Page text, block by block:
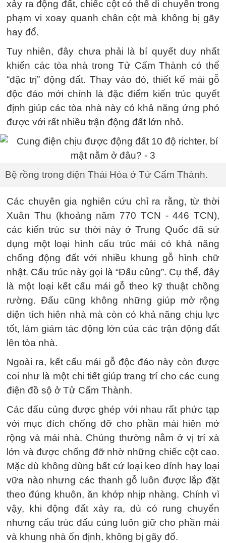
xảy ra động đất, chiếc cột có thể di chuyển trong
phạm vi xoay quanh chân cột mà không bị gãy
hay đổ.
Tuy nhiên, đây chưa phải là bí quyết duy nhất
khiến các tòa nhà trong Tử Cấm Thành có thể
“đặc trị” động đất. Thay vào đó, thiết kế mái gỗ
độc đáo mới chính là đặc điểm kiến trúc quyết
định giúp các tòa nhà này có khả năng ứng phó
được với rất nhiều trận động đất lớn nhỏ.
Bệ rồng trong điện Thái Hòa ở Tử Cấm Thành.
Các chuyên gia nghiên cứu chỉ ra rằng, từ thời
Xuân Thu (khoảng năm 770 TCN - 446 TCN),
các kiến trúc sư thời này ở Trung Quốc đã sử
dụng một loại hình cấu trúc mái có khả năng
chống động đất với nhiều khung gỗ hình chữ
nhật. Cấu trúc này gọi là “Đấu củng”. Cụ thể, đây
là một loại kết cấu mái gỗ theo kỹ thuật chồng
rường. Đấu cũng không những giúp mở rộng
diện tích hiên nhà mà còn có khả năng chịu lực
tốt, làm giảm tác động lớn của các trận động đất
lên tòa nhà.
Ngoài ra, kết cấu mái gỗ độc đáo này còn được
coi như là một chi tiết giúp trang trí cho các cung
điện đồ sộ ở Tử Cấm Thành.
Các đấu củng được ghép với nhau rất phức tạp
với mục đích chống đỡ cho phần mái hiên mở
rộng và mái nhà. Chúng thường nằm ở vị trí xà
lớn và được chống đỡ nhờ những chiếc cột cao.
Mặc dù không dùng bất cứ loại keo dính hay loại
vữa nào nhưng các thanh gỗ luôn được lắp đặt
theo đúng khuôn, ăn khớp nhịp nhàng. Chính vì
vậy, khi động đất xảy ra, dù có rung chuyển
nhưng cấu trúc đấu củng luôn giữ cho phần mái
và khung nhà ổn định, không bị gãy đổ.